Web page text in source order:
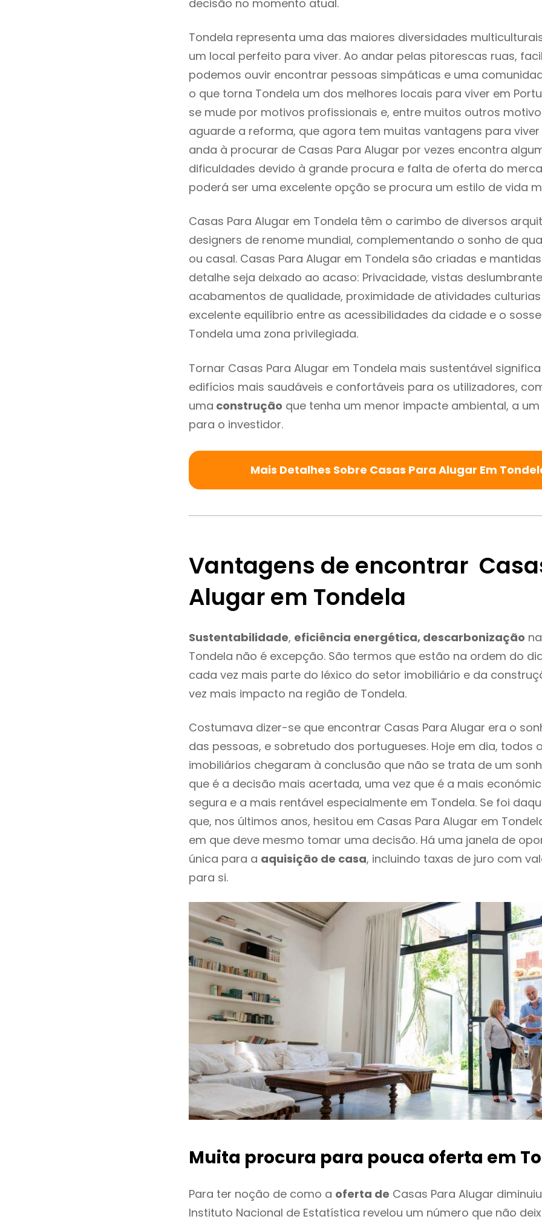
decisão no momento atual.
Tondela representa uma das maiores diversidades
um local perfeito para viver. Ao andar pelas pitorescas ruas,
podemos ouvir encontrar pessoas simpáticas e uma
o que torna Tondela um dos melhores locais para viver em
se mude por motivos profissionais e, entre muitos outros
aguarde a reforma, que agora tem muitas vantagens para viver
anda à procurar de Casas Para Alugar por vezes encontra
dificuldades devido à grande procura e falta de oferta do
poderá ser uma excelente opção se procura um estilo de vida
Casas Para Alugar em Tondela têm o carimbo de diversos
designers de renome mundial, complementando o sonho de
ou casal. Casas Para Alugar em Tondela são criadas e
detalhe seja deixado ao acaso: Privacidade, vistas
acabamentos de qualidade, proximidade de atividades
excelente equilíbrio entre as acessibilidades da cidade e o
Tondela uma zona privilegiada.
Tornar Casas Para Alugar em Tondela mais sustentável
edifícios mais saudáveis e confortáveis para os utilizadores,
uma construção que tenha um menor impacte ambiental, a
para o investidor.
Mais Detalhes Sobre Casas Para Alugar Em
Vantagens de encontrar
Alugar em Tondela
Sustentabilidade, eficiência energética, descarbonização
Tondela não é excepção. São termos que estão na ordem do
cada vez mais parte do léxico do setor imobiliário e da
vez mais impacto na região de Tondela.
Costumava dizer-se que encontrar Casas Para Alugar era o
das pessoas, e sobretudo dos portugueses. Hoje em dia, todos
imobiliários chegaram à conclusão que não se trata de um
que é a decisão mais acertada, uma vez que é a mais
segura e a mais rentável especialmente em Tondela. Se foi
que, nos últimos anos, hesitou em Casas Para Alugar em
em que deve mesmo tomar uma decisão. Há uma janela de
única para a aquisição de casa, incluindo taxas de juro com
para si.
Muita procura para pouca oferta em
Para ter noção de como a oferta de Casas Para Alugar
Instituto Nacional de Estatística revelou um número que não